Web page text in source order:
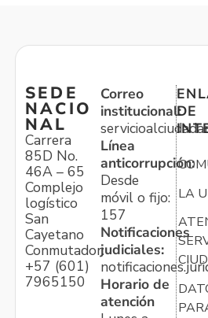
SEDE
NACIO
NAL
Carrera
85D No.
46A – 65
Complejo
logístico
San
Cayetano
Conmutador:
+57 (601)
7965150
Correo
institucional:
Línea
anticorrupción:
Desde
móvil o fijo:
157
Notificaciones
judiciales:
Horario de
atención
DE
LA